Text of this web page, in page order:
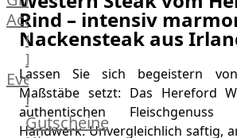
Academy
OTTO@Home
Individuelle
Events
Partner
Kalender
Gutscheine
Rind – intensiv
Nackensteak aus
Lassen Sie sich begeistern
Maßstäbe setzt: Das Hereford
authentischen
Handwerk. Unvergleichlich saftig,